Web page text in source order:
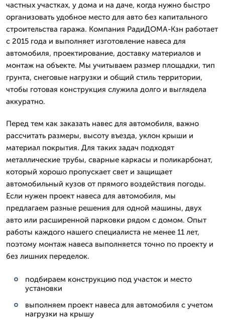
частных участках, у дома и на даче, когда нужно быстро
организовать удобное место для авто без капитального
строительства гаража. Компания РадиДОМА-Кзн работает
с 2015 года и выполняет изготовление навеса для
автомобиля, проектирование, доставку материалов и
монтаж на объекте. Мы учитываем размер площадки, тип
грунта, снеговые нагрузки и общий стиль территории,
чтобы готовая конструкция служила долго и выглядела
аккуратно.
Перед тем как заказать навес для автомобиля, важно
рассчитать размеры, высоту въезда, уклон крыши и
материал покрытия. Для таких задач подходят
металлические трубы, сварные каркасы и поликарбонат,
который хорошо пропускает свет и защищает
автомобильный кузов от прямого воздействия погоды.
Если нужен проект навеса для автомобиля, мы
предлагаем разные решения для одной машины, двух
авто или расширенной парковки рядом с домом. Опыт
работы каждого нашего специалиста не менее 11 лет,
поэтому монтаж навеса выполняется точно по проекту и
без лишних переделок.
подбираем конструкцию под участок и место
установки
выполняем проект навеса для автомобиля с учетом
нагрузки на крышу